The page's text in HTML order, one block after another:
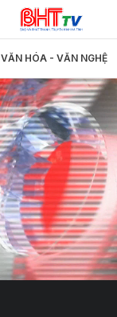
VĂN HÓA - VĂN NGHỆ